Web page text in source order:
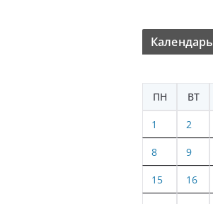
Календарь
ПН
ВТ
1 2
8 9
15 16